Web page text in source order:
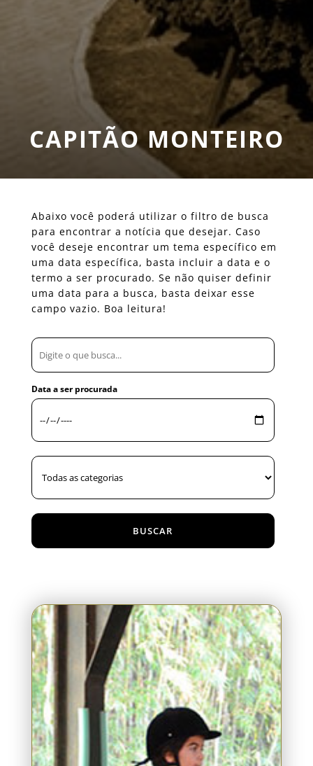
CAPITÃO MONTEIRO
Abaixo você poderá utilizar o filtro de busca
para encontrar a notícia que desejar. Caso
você deseje encontrar um tema específico em
uma data específica, basta incluir a data e o
termo a ser procurado. Se não quiser definir
uma data para a busca, basta deixar esse
campo vazio. Boa leitura!